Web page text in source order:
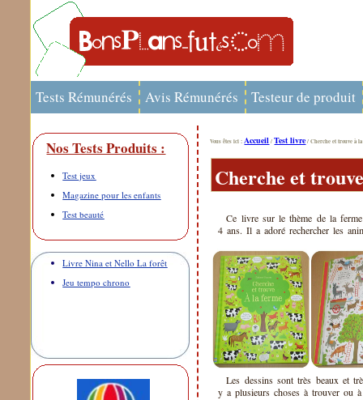
Tests Rémunérés Avis Rémunérés Testeur de produit
Nos Tests Produits :
Test jeux
Magazine pour les enfants
Test beauté
Livre Nina et Nello La forêt
Jeu tempo chrono
Vous êtes ici : Accueil /Test livre / Cherche et trouve à
Cherche et
Ce livre sur le thème de la
4 ans. Il a adoré rechercher les
Les dessins sont très beaux et
y a plusieurs choses à trouver ou à